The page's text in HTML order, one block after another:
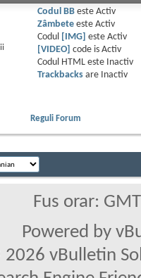
Codul BBeste Activ
Zâmbeteeste Activ
Codul
[IMG] este Activ
[VIDEO]
code is Activ
Codul HTML este
Inactiv
Trackbacksare
Inactiv
Reguli Forum
Fus orar:
Powered by
vBulletin